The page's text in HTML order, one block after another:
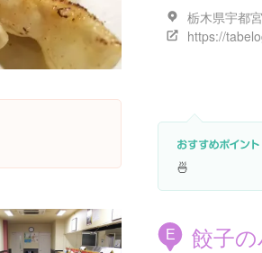
栃木県宇都
🍜
E 餃子